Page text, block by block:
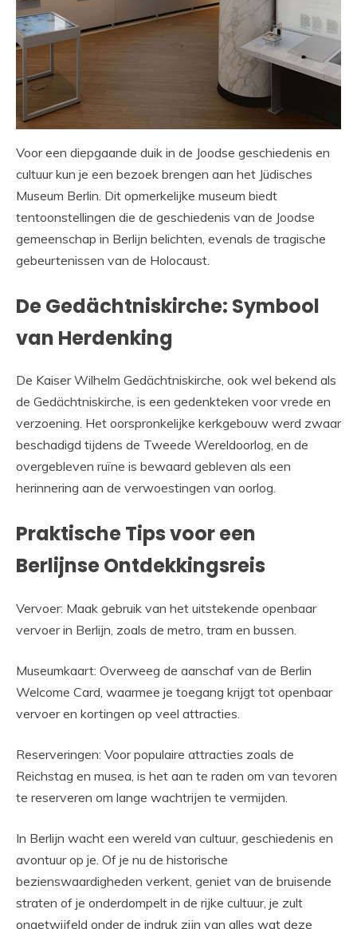
Voor een diepgaande duik in de Joodse geschiedenis en
cultuur kun je een bezoek brengen aan het Jüdisches
Museum Berlin. Dit opmerkelijke museum biedt
tentoonstellingen die de geschiedenis van de Joodse
gemeenschap in Berlijn belichten, evenals de tragische
gebeurtenissen van de Holocaust.
De Gedächtniskirche: Symbool
van Herdenking
De Kaiser Wilhelm Gedächtniskirche, ook wel bekend als
de Gedächtniskirche, is een gedenkteken voor vrede en
verzoening. Het oorspronkelijke kerkgebouw werd zwaar
beschadigd tijdens de Tweede Wereldoorlog, en de
overgebleven ruïne is bewaard gebleven als een
herinnering aan de verwoestingen van oorlog.
Praktische Tips voor een
Berlijnse Ontdekkingsreis
Vervoer: Maak gebruik van het uitstekende openbaar
vervoer in Berlijn, zoals de metro, tram en bussen.
Museumkaart: Overweeg de aanschaf van de Berlin
Welcome Card, waarmee je toegang krijgt tot openbaar
vervoer en kortingen op veel attracties.
Reserveringen: Voor populaire attracties zoals de
Reichstag en musea, is het aan te raden om van tevoren
te reserveren om lange wachtrijen te vermijden.
In Berlijn wacht een wereld van cultuur, geschiedenis en
avontuur op je. Of je nu de historische
bezienswaardigheden verkent, geniet van de bruisende
straten of je onderdompelt in de rijke cultuur, je zult
ongetwijfeld onder de indruk zijn van alles wat deze